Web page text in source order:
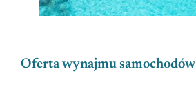
Oferta wynajmu samochodów